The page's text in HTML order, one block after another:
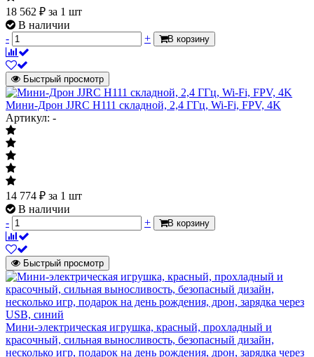
18 562 ₽ за 1 шт
В наличии
-
+ В корзину
Быстрый просмотр
Мини-Дрон JJRC H111 складной, 2,4 ГГц, Wi-Fi, FPV, 4K
Артикул: -
14 774 ₽ за 1 шт
В наличии
-
+ В корзину
Быстрый просмотр
Мини-электрическая игрушка, красный, прохладный и
красочный, сильная выносливость, безопасный дизайн,
несколько игр, подарок на день рождения, дрон, зарядка через